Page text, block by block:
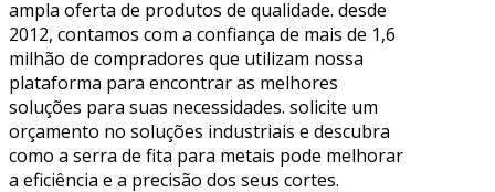
ampla oferta de produtos de qualidade. desde
2012, contamos com a confiança de mais de 1,6
milhão de compradores que utilizam nossa
plataforma para encontrar as melhores
soluções para suas necessidades. solicite um
orçamento no soluções industriais e descubra
como a serra de fita para metais pode melhorar
a eficiência e a precisão dos seus cortes.